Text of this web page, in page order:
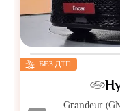
БЕЗ ДТП
Grandeur